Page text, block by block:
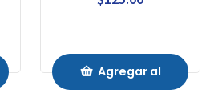
Agregar al